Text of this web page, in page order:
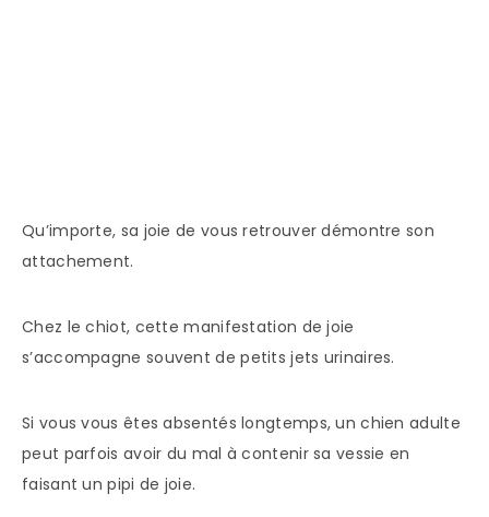
Qu’importe, sa joie de vous retrouver démontre son
attachement.
Chez le chiot, cette manifestation de joie
s’accompagne souvent de petits jets urinaires.
Si vous vous êtes absentés longtemps, un chien adulte
peut parfois avoir du mal à contenir sa vessie en
faisant un pipi de joie.